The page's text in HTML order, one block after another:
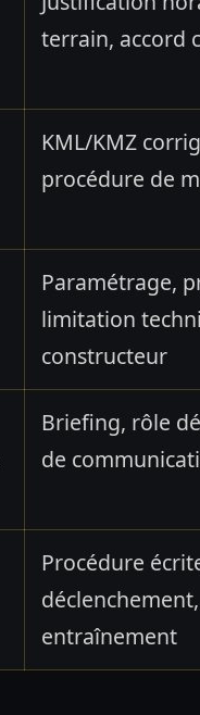
terrain, accord
KML/KMZ
procédure de
Paramétrage,
limitation
constructeur
Briefing, rôle
de
Procédure
entraînement